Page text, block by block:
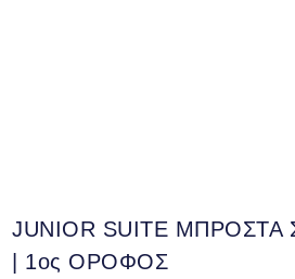
JUNIOR SUITE
| 1ος ΟΡΟΦΟΣ